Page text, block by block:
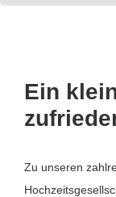
Ein
Zu unseren